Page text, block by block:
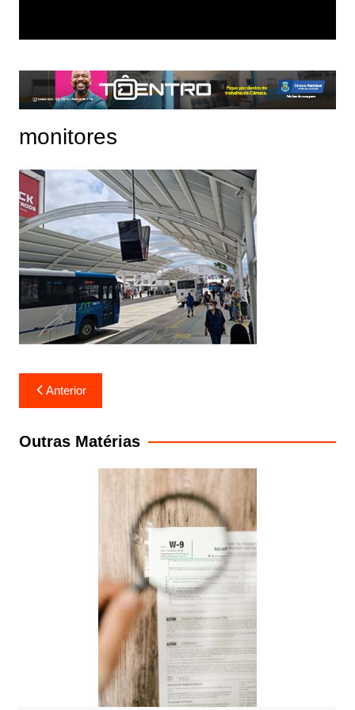
monitores
Navegação
de
Post
Anterior
Outras Matérias